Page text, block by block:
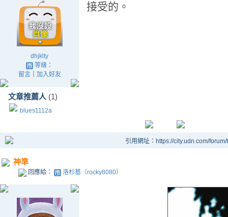
dhjklty
等級：
留言｜ 加入好友
文章推薦人 (1)
blues1112a
接受的。
引用網址：https://city.udn.com/
神準
回應給： 洛杉基（rocky8080）